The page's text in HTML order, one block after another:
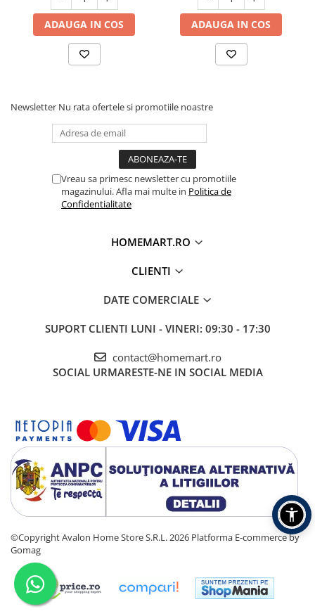
ADAUGA IN COS ADAUGA IN COS
Newsletter Nu rata ofertele si promotiile noastre
Vreau sa primesc newsletter cu promotiile
magazinului. Afla mai multe in Politica de
Confidentialitate
HOMEMART.RO
CLIENTI
DATE COMERCIALE
SUPORT CLIENTI LUNI - VINERI: 09:30 - 17:30
contact@homemart.ro
SOCIAL URMARESTE-NE IN SOCIAL MEDIA
©Copyright Avalon Home Store S.R.L. 2026 Platforma E-commerce by
Gomag